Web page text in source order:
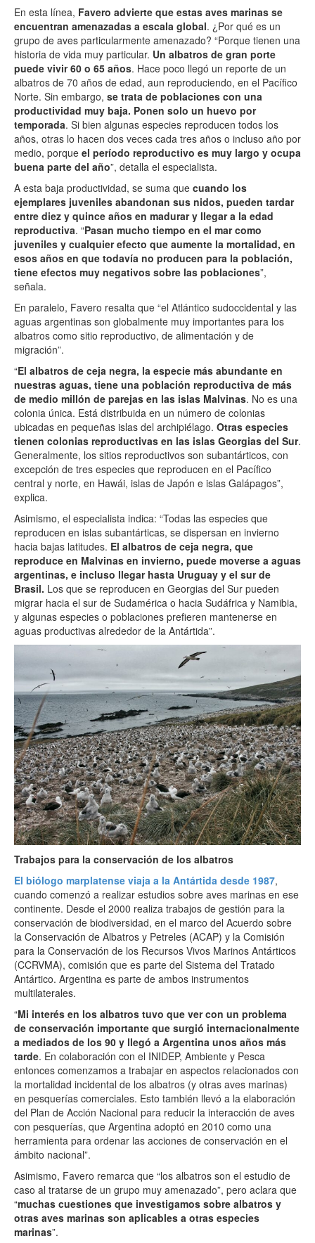
En esta línea, Favero advierte que estas aves marinas se
encuentran amenazadas a escala global. ¿Por qué es un
grupo de aves particularmente amenazado? “Porque tienen una
historia de vida muy particular. Un albatros de gran porte
puede vivir 60 o 65 años. Hace poco llegó un reporte de un
albatros de 70 años de edad, aun reproduciendo, en el Pacífico
Norte. Sin embargo, se trata de poblaciones con una
productividad muy baja. Ponen solo un huevo por
temporada. Si bien algunas especies reproducen todos los
años, otras lo hacen dos veces cada tres años o incluso año por
medio, porque el período reproductivo es muy largo y ocupa
buena parte del año”, detalla el especialista.
A esta baja productividad, se suma que cuando los
ejemplares juveniles abandonan sus nidos, pueden tardar
entre diez y quince años en madurar y llegar a la edad
reproductiva. “Pasan mucho tiempo en el mar como
juveniles y cualquier efecto que aumente la mortalidad, en
esos años en que todavía no producen para la población,
tiene efectos muy negativos sobre las poblaciones”,
señala.
En paralelo, Favero resalta que “el Atlántico sudoccidental y las
aguas argentinas son globalmente muy importantes para los
albatros como sitio reproductivo, de alimentación y de
migración”.
“El albatros de ceja negra, la especie más abundante en
nuestras aguas, tiene una población reproductiva de más
de medio millón de parejas en las islas Malvinas. No es una
colonia única. Está distribuida en un número de colonias
ubicadas en pequeñas islas del archipiélago. Otras especies
tienen colonias reproductivas en las islas Georgias del Sur.
Generalmente, los sitios reproductivos son subantárticos, con
excepción de tres especies que reproducen en el Pacífico
central y norte, en Hawái, islas de Japón e islas Galápagos”,
explica.
Asimismo, el especialista indica: “Todas las especies que
reproducen en islas subantárticas, se dispersan en invierno
hacia bajas latitudes. El albatros de ceja negra, que
reproduce en Malvinas en invierno, puede moverse a aguas
argentinas, e incluso llegar hasta Uruguay y el sur de
Brasil. Los que se reproducen en Georgias del Sur pueden
migrar hacia el sur de Sudamérica o hacia Sudáfrica y Namibia,
y algunas especies o poblaciones prefieren mantenerse en
aguas productivas alrededor de la Antártida”.
Trabajos para la conservación de los albatros
El biólogo marplatense viaja a la Antártida desde 1987,
cuando comenzó a realizar estudios sobre aves marinas en ese
continente. Desde el 2000 realiza trabajos de gestión para la
conservación de biodiversidad, en el marco del Acuerdo sobre
la Conservación de Albatros y Petreles (ACAP) y la Comisión
para la Conservación de los Recursos Vivos Marinos Antárticos
(CCRVMA), comisión que es parte del Sistema del Tratado
Antártico. Argentina es parte de ambos instrumentos
multilaterales.
“Mi interés en los albatros tuvo que ver con un problema
de conservación importante que surgió internacionalmente
a mediados de los 90 y llegó a Argentina unos años más
tarde. En colaboración con el INIDEP, Ambiente y Pesca
entonces comenzamos a trabajar en aspectos relacionados con
la mortalidad incidental de los albatros (y otras aves marinas)
en pesquerías comerciales. Esto también llevó a la elaboración
del Plan de Acción Nacional para reducir la interacción de aves
con pesquerías, que Argentina adoptó en 2010 como una
herramienta para ordenar las acciones de conservación en el
ámbito nacional”.
Asimismo, Favero remarca que “los albatros son el estudio de
caso al tratarse de un grupo muy amenazado”, pero aclara que
“muchas cuestiones que investigamos sobre albatros y
otras aves marinas son aplicables a otras especies
marinas”.